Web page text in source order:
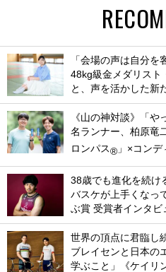
「会場の声は自分
48kg級金メダリスト
と、声を活かした新
《山の神対談》「や
名ランナー、柏原竜
ロンパス® 」×コン
38歳でも進化を続け
バスケが上手くなっ
ぶ賞 受賞者インタビ
世界の頂点に君臨し
ブレイセンと日本の
学ぶこと」《ケイリ